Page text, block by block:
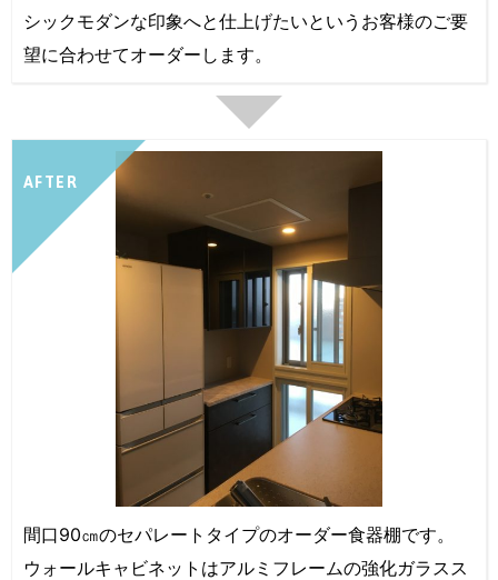
シックモダンな印象へと仕上げたいというお客様のご要
望に合わせてオーダーします。
AFTER
間口90㎝のセパレートタイプのオーダー食器棚です。
ウォールキャビネットはアルミフレームの強化ガラスス